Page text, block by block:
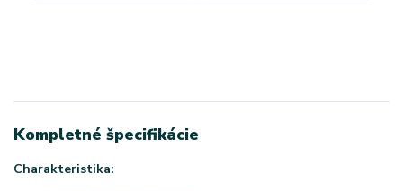
Kompletné špecifikácie
Charakteristika: